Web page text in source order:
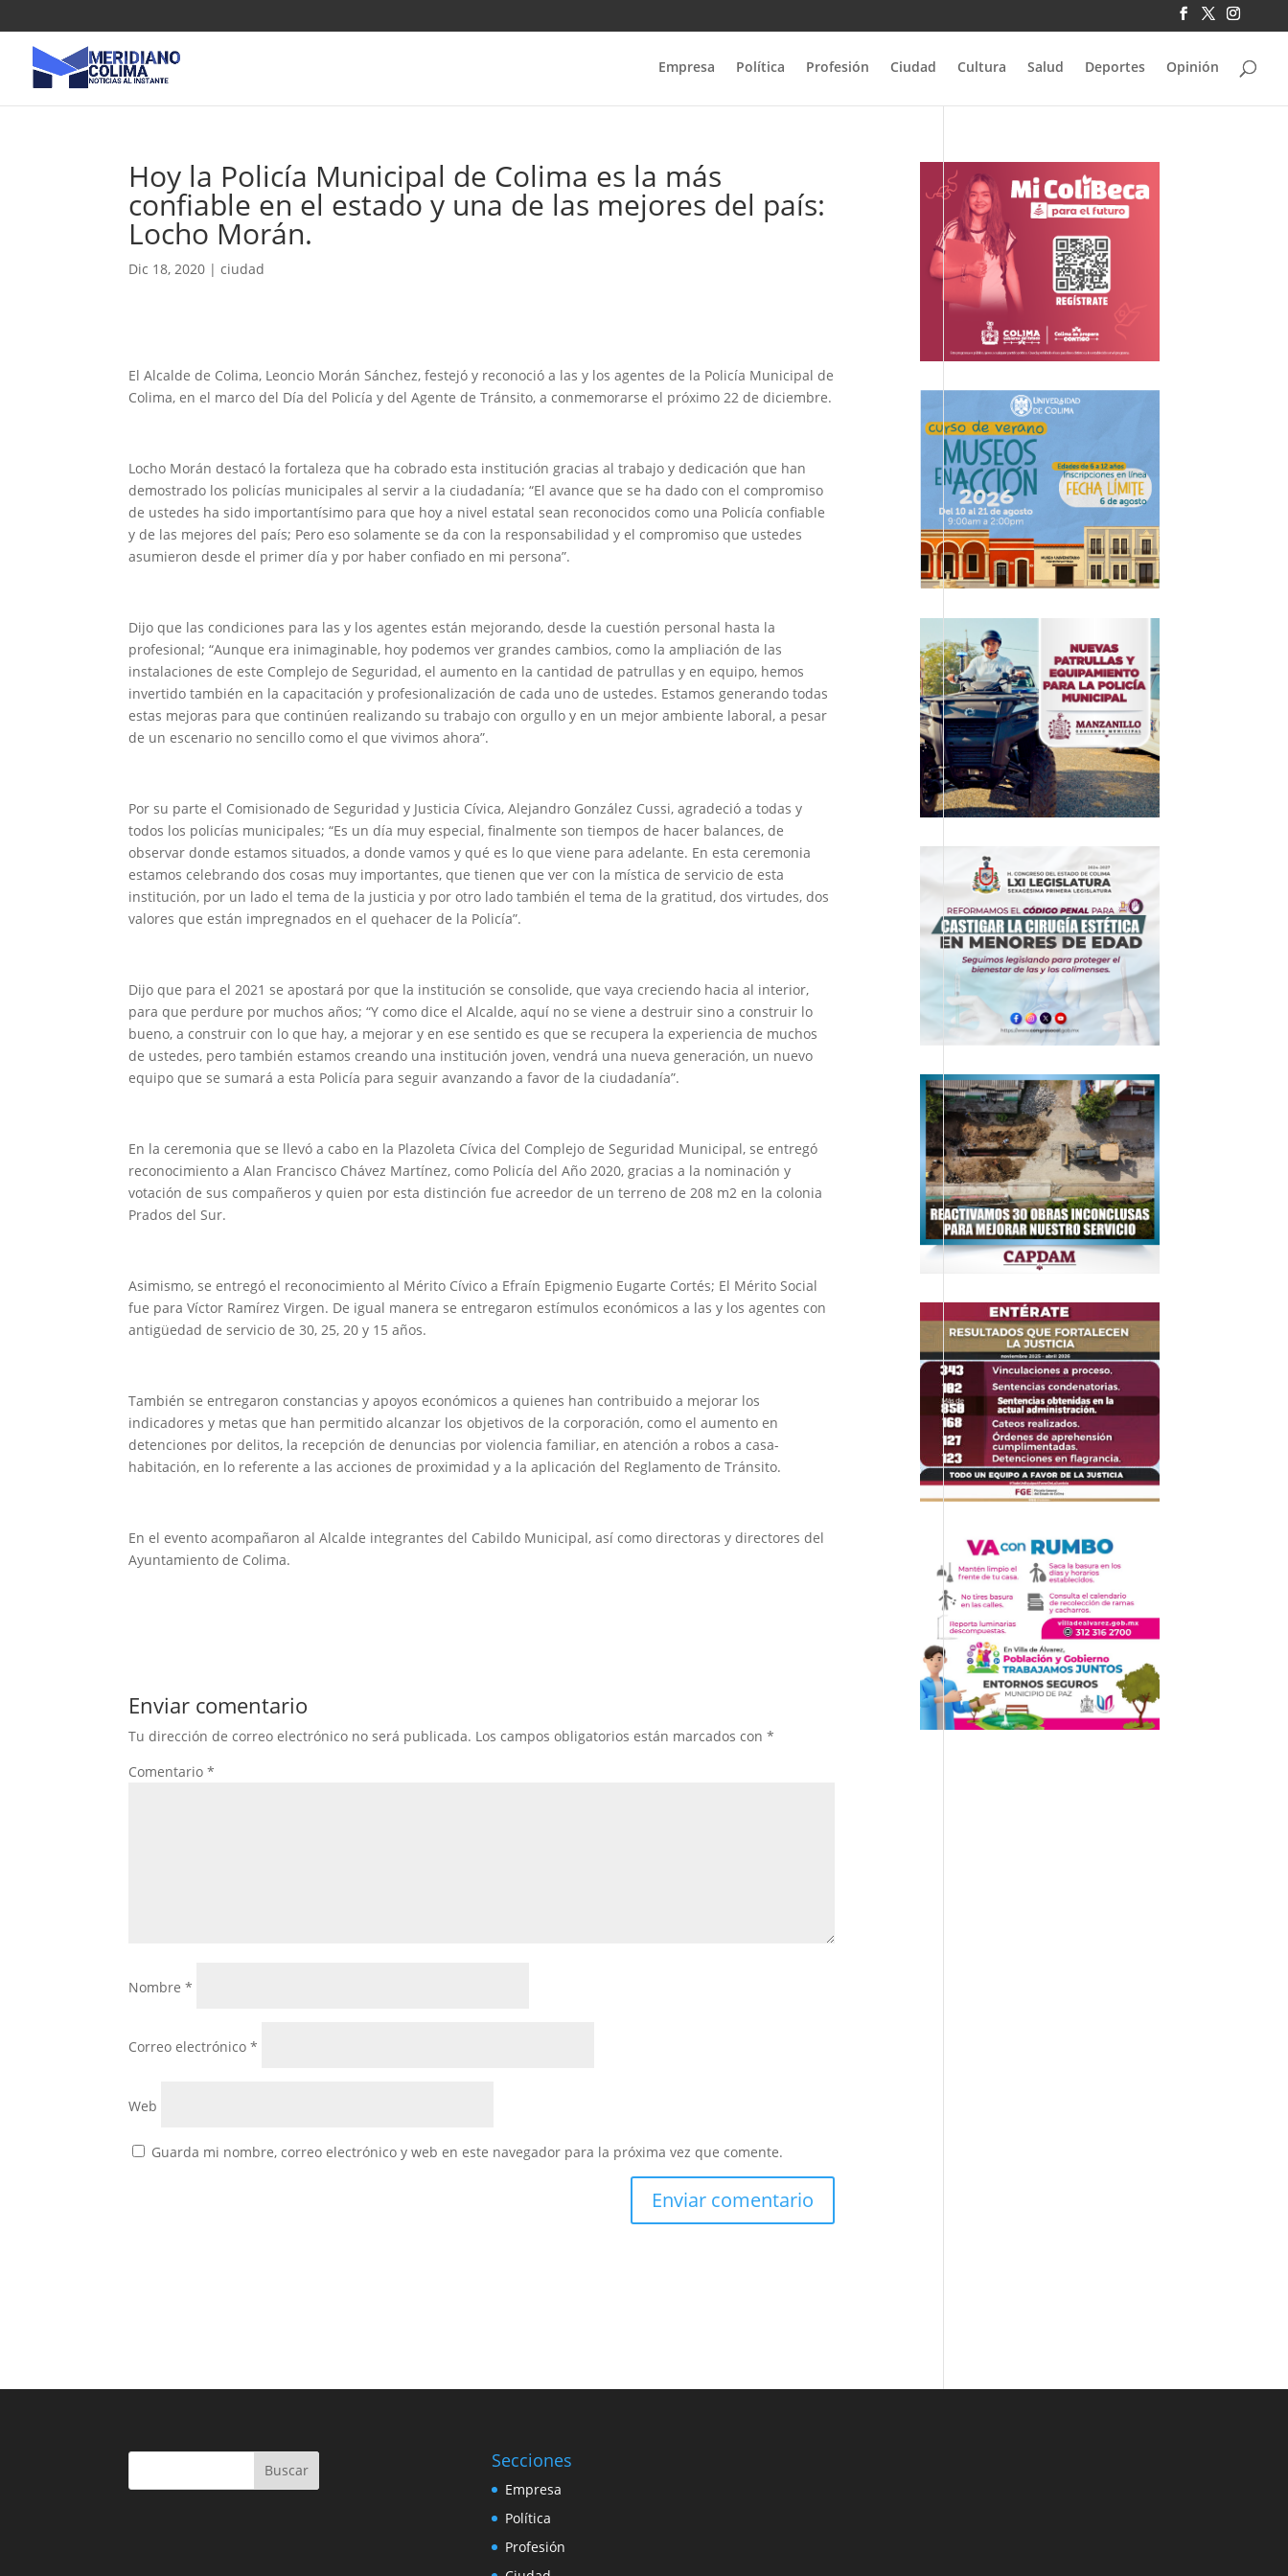
Empresa Política Profesión Ciudad Cultura Salud Deportes Opinión
Hoy la Policía Municipal de Colima es la más
confiable en el estado y una de las mejores del país:
Locho Morán.
Dic 18, 2020 |ciudad
El Alcalde de Colima, Leoncio Morán Sánchez, festejó y reconoció a las y los agentes de la Policía Municipal de
Colima, en el marco del Día del Policía y del Agente de Tránsito, a conmemorarse el próximo 22 de diciembre.
Locho Morán destacó la fortaleza que ha cobrado esta institución gracias al trabajo y dedicación que han
demostrado los policías municipales al servir a la ciudadanía; “El avance que se ha dado con el compromiso
de ustedes ha sido importantísimo para que hoy a nivel estatal sean reconocidos como una Policía confiable
y de las mejores del país; Pero eso solamente se da con la responsabilidad y el compromiso que ustedes
asumieron desde el primer día y por haber confiado en mi persona”.
Dijo que las condiciones para las y los agentes están mejorando, desde la cuestión personal hasta la
profesional; “Aunque era inimaginable, hoy podemos ver grandes cambios, como la ampliación de las
instalaciones de este Complejo de Seguridad, el aumento en la cantidad de patrullas y en equipo, hemos
invertido también en la capacitación y profesionalización de cada uno de ustedes. Estamos generando todas
estas mejoras para que continúen realizando su trabajo con orgullo y en un mejor ambiente laboral, a pesar
de un escenario no sencillo como el que vivimos ahora”.
Por su parte el Comisionado de Seguridad y Justicia Cívica, Alejandro González Cussi, agradeció a todas y
todos los policías municipales; “Es un día muy especial, finalmente son tiempos de hacer balances, de
observar donde estamos situados, a donde vamos y qué es lo que viene para adelante. En esta ceremonia
estamos celebrando dos cosas muy importantes, que tienen que ver con la mística de servicio de esta
institución, por un lado el tema de la justicia y por otro lado también el tema de la gratitud, dos virtudes, dos
valores que están impregnados en el quehacer de la Policía”.
Dijo que para el 2021 se apostará por que la institución se consolide, que vaya creciendo hacia al interior,
para que perdure por muchos años; “Y como dice el Alcalde, aquí no se viene a destruir sino a construir lo
bueno, a construir con lo que hay, a mejorar y en ese sentido es que se recupera la experiencia de muchos
de ustedes, pero también estamos creando una institución joven, vendrá una nueva generación, un nuevo
equipo que se sumará a esta Policía para seguir avanzando a favor de la ciudadanía”.
En la ceremonia que se llevó a cabo en la Plazoleta Cívica del Complejo de Seguridad Municipal, se entregó
reconocimiento a Alan Francisco Chávez Martínez, como Policía del Año 2020, gracias a la nominación y
votación de sus compañeros y quien por esta distinción fue acreedor de un terreno de 208 m2 en la colonia
Prados del Sur.
Asimismo, se entregó el reconocimiento al Mérito Cívico a Efraín Epigmenio Eugarte Cortés; El Mérito Social
fue para Víctor Ramírez Virgen. De igual manera se entregaron estímulos económicos a las y los agentes con
antigüedad de servicio de 30, 25, 20 y 15 años.
También se entregaron constancias y apoyos económicos a quienes han contribuido a mejorar los
indicadores y metas que han permitido alcanzar los objetivos de la corporación, como el aumento en
detenciones por delitos, la recepción de denuncias por violencia familiar, en atención a robos a casa-
habitación, en lo referente a las acciones de proximidad y a la aplicación del Reglamento de Tránsito.
En el evento acompañaron al Alcalde integrantes del Cabildo Municipal, así como directoras y directores del
Ayuntamiento de Colima.
Enviar comentario
Tu dirección de correo electrónico no será publicada. Los campos obligatorios están marcados con*
Comentario*
Nombre*
Correo electrónico*
Web
Guarda mi nombre, correo electrónico y web en este navegador para la próxima vez que comente.
Buscar Secciones
Empresa
Política
Profesión